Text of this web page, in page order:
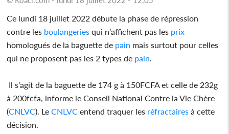
Ce lundi 18 juillet 2022 débute la phase de répression
contre les boulangeries qui n’affichent pas les prix
homologués de la baguette de pain mais surtout pour celles
qui ne proposent pas les 2 types de pain
Il s’agit de la baguette de 174 g à 150FCFA et celle de 232g
à 200fcfa, informe le Conseil National Contre la Vie Chère
(CNLVC). LeCNLVC entend traquer les réfractaires à cette
décision.